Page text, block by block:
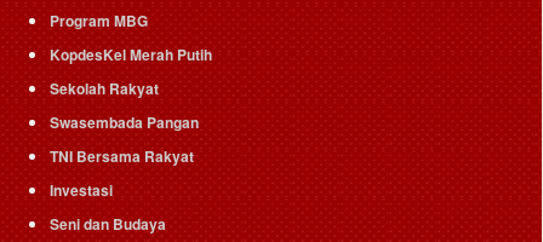
Program MBG
KopdesKel Merah Putih
Sekolah Rakyat
Swasembada Pangan
TNI Bersama Rakyat
Investasi
Seni dan Budaya